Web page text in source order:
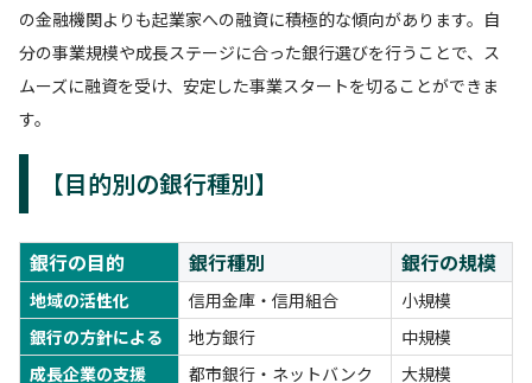
の金融機関よりも起業家への融資に積極的な傾向があります。自
分の事業規模や成長ステージに合った銀行選びを行うことで、ス
ムーズに融資を受け、安定した事業スタートを切ることができま
す。
【目的別の銀行種別】
銀行の目的 銀行種別 銀行の規模
地域の活性化 信用金庫・信用組合
小規模
銀行の方針による
地方銀行
中規模
成長企業の支援
都市銀行・ネットバンク 大規模